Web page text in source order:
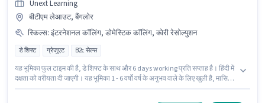
Unext Learning
बीटीएम लेआउट, बैंगलोर
स्किल्स: इंटरनेशनल कॉलिंग, डोमेस्टिक कॉलिंग, क्वेरी रेसोल्युशन
डे शिफ्ट ग्रेजुएट B2c सेल्स
यह भूमिका फुल टाइम की है, डे शिफ्ट के साथ और 6 days working प्रति सप्ताह है। हिंदी में
दक्षता को वरीयता दी जाएगी। यह भूमिका 1 - 6 वर्षो वर्ष के अनुभव वाले के लिए खुली है, मासिक